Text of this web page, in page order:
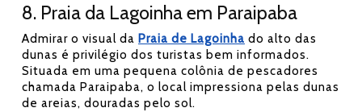
8. Praia da Lagoinha em Paraipaba
Admirar o visual da Praia de Lagoinha do alto das
dunas é privilégio dos turistas bem informados.
Situada em uma pequena colônia de pescadores
chamada Paraipaba, o local impressiona pelas dunas
de areias, douradas pelo sol.